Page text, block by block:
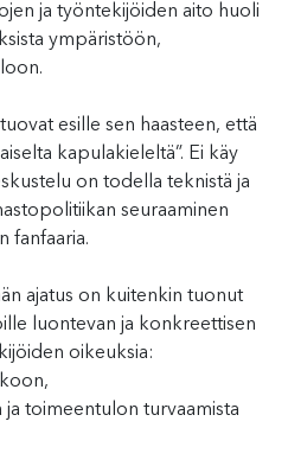
ja työntekijöiden aito huoli
ympäristöön,
esille sen haasteen, että
kapulakieleltä”. Ei käy
on todella teknistä ja
seuraaminen
fanfaaria.
ajatus on kuitenkin tuonut
luontevan ja konkreettisen
oikeuksia:
toimeentulon turvaamista